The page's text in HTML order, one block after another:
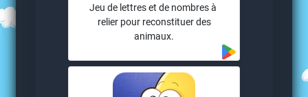
Jeu de lettres et de nombres à
relier pour reconstituer des
animaux.